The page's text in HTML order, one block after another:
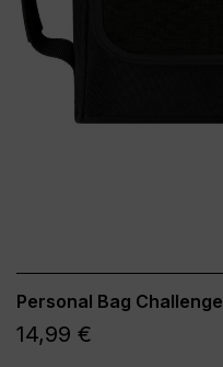
Personal Bag Challenge
14,99 €